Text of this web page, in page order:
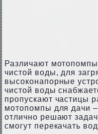
Различают
чистой воды, для
высоконапорные
чистой воды
пропускают частицы
мотопомпы для дачи
отлично решают
смогут перекачать